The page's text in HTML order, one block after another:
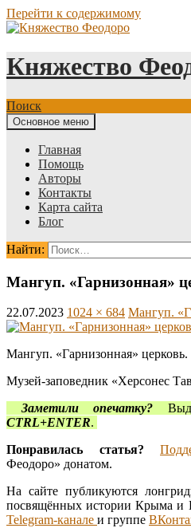
Перейти к содержимому
Княжество
Поиск
Основное меню
Главная
Помощь
Авторы
Контакты
Карта сайта
Блог
Найти:
Мангуп. «Гарнизонная»
22.07.2023 1024 × 684 Мангуп.
Мангуп. «Гарнизонная» церковь.
Музей-заповедник «Херсонес
Заметили опечатку?
CTRL+ENTER.
Понравилась статья?
Феодоро» донатом.
На сайте публикуются
посвящённых истории Крыма и
Telegram-канале и группе